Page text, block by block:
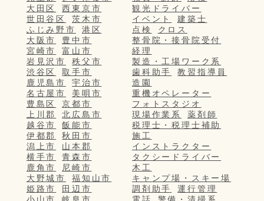
大田区
西東京市
世田谷区
茨木市
ふじみ野市
港区
大阪市
豊中市
宮崎市
富山市
岩見沢市
秩父市
渋谷区
取手市
鹿児島市
宇治市
名古屋市
美唄市
豊島区
京都市
上川郡
北広島市
越谷市
飯能市
伊都郡
秋田市
潟上市
山本郡
横手市
青森市
鹿角市
尼崎市
大野城市
福知山市
姫路市
田辺市
観光ドライバー
イベント
建築士
点検
クロス
整骨院・接骨院受付
経理
製造・工場ワーク系
歯科助手
教習指導員
造園
重機オペレーター
フォトスタジオ
現場作業系
薬剤師
税理士・税理士補助
施工
インストラクター
タクシードライバー
木工
キャンプ場・スキー場
調剤助手
運行管理